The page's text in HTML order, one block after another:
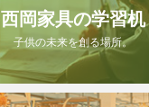
西岡家具の学習机
子供の未来を創る場所。